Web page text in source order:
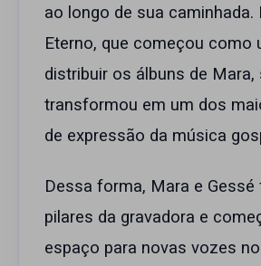
ao longo de sua caminhada.
Eterno, que começou como
distribuir os álbuns de Mara,
transformou em um dos
de expressão da música
Dessa forma, Mara e
pilares da gravadora e
espaço para novas vozes